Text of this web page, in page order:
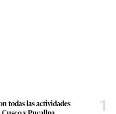
todas las actividades
1